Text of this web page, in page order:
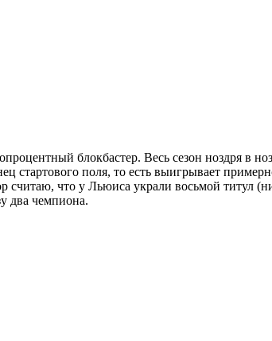
блокбастер. Весь сезон ноздря в
стартового поля, то есть выигрывает
что у Льюиса украли восьмой титул
два чемпиона.